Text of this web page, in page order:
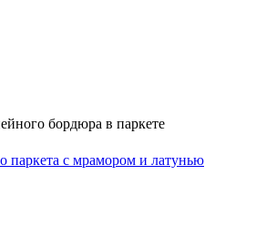
бордюра в паркете